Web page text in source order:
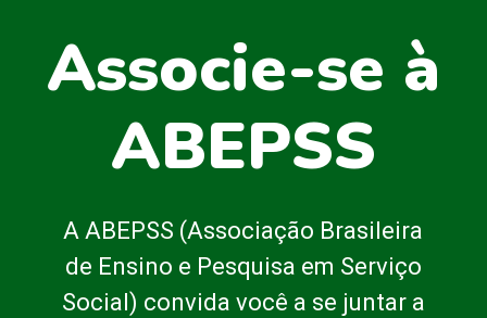
Associe-se à
ABEPSS
A ABEPSS (Associação Brasileira
de Ensino e Pesquisa em Serviço
Social) convida você a se juntar a